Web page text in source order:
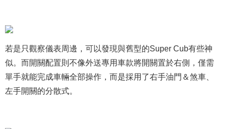
若是只觀察儀表周邊，可以發現與舊型的Super Cub有些神
似。而開關配置則不像外送專用車款將開關置於右側，僅需
單手就能完成車輛全部操作，而是採用了右手油門＆煞車、
左手開關的分散式。